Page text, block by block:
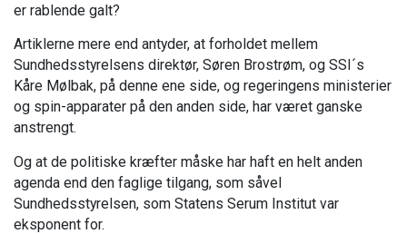
er rablende galt?
Artiklerne mere end antyder, at forholdet mellem
Sundhedsstyrelsens direktør, Søren Brostrøm, og SSI´s
Kåre Mølbak, på denne ene side, og regeringens ministerier
og spin-apparater på den anden side, har været ganske
anstrengt.
Og at de politiske kræfter måske har haft en helt anden
agenda end den faglige tilgang, som såvel
Sundhedsstyrelsen, som Statens Serum Institut var
eksponent for.